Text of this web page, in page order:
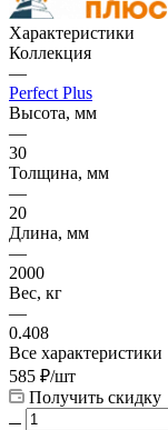
Характеристики
Коллекция
—
Perfect Plus
Высота, мм
—
30
Толщина, мм
—
20
Длина, мм
—
2000
Вес, кг
—
0.408
Все характеристики
585 ₽/шт
Получить скидку